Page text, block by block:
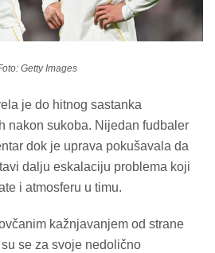
Getty Images
je do hitnog sastanka
nakon sukoba. Nijedan fudbaler
dok je uprava pokušavala da
dalju eskalaciju problema koji
i atmosferu u timu.
kažnjavanjem od strane
se za svoje nedolično